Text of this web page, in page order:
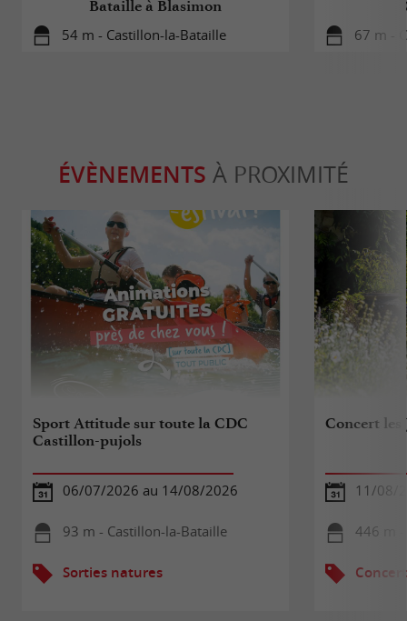
Bataille à Blasimon
54 m - Castillon-la-Bataille 67 m -
ÉVÈNEMENTS À PROXIMITÉ
Sport Attitude sur toute la CDC
Castillon-pujols
06/07/2026 au 14/08/2026
93 m - Castillon-la-Bataille
Sorties natures
Concert les
11/08/
446 m -